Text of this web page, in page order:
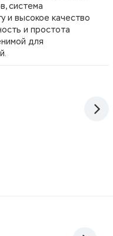
система
и высокое качество
и простота
для